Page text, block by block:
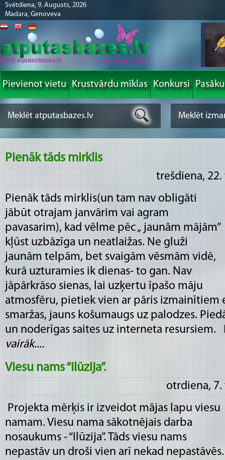
Svētdiena, 9. Augusts, 2026
Madara, Genoveva
info@atputasbazes.lv
Pievienot vietu Krustvārdu mīklas Konkursi
Pienāk tāds mirklis
trešdiena,
Pienāk tāds mirklis(un tam nav obligāti
jābūt otrajam janvārim vai agram
pavasarim), kad vēlme pēc „ jaunām mājām”
kļūst uzbāzīga un neatlaižas. Ne gluži
jaunām telpām, bet svaigām vēsmām vidē,
kurā uzturamies ik dienas- to gan. Nav
jāpārkrāso sienas, lai uzķertu īpašo māju
atmosfēru, pietiek vien ar pāris izmainītiem
smaržas, jauns košumaugs uz palodzes.
un noderīgas saites uz interneta resursiem.
vairāk....
Viesu nams “Ilūzija”.
otrdiena,
Projekta mērķis ir izveidot mājas lapu viesu
namam. Viesu nama sākotnējais darba
nosaukums - “Ilūzija”. Tāds viesu nams
nepastāv un droši vien arī nekad nepastāvēs.